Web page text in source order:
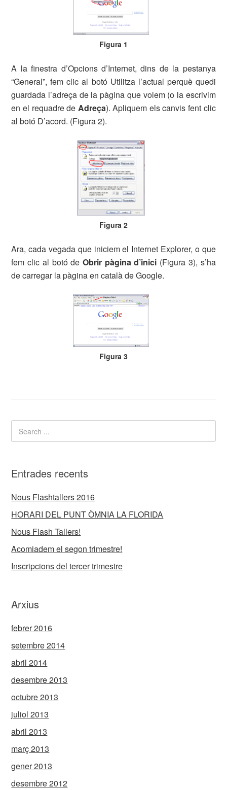
Figura 1
A la finestra d’Opcions d’Internet, dins de la pestanya
“General”, fem clic al botó Utilitza l’actual perquè quedi
guardada l’adreça de la pàgina que volem (o la escrivim
en el requadre de Adreça). Apliquem els canvis fent clic
al botó D’acord. (Figura 2).
Figura 2
Ara, cada vegada que iniciem el Internet Explorer, o que
fem clic al botó de Obrir pàgina d’inici (Figura 3), s’ha
de carregar la pàgina en català de Google.
Figura 3
Entrades recents
Nous Flashtallers 2016
HORARI DEL PUNT ÒMNIA LA FLORIDA
Nous Flash Tallers!
Acomiadem el segon trimestre!
Inscripcions del tercer trimestre
Arxius
febrer 2016
setembre 2014
abril 2014
desembre 2013
octubre 2013
juliol 2013
abril 2013
març 2013
gener 2013
desembre 2012